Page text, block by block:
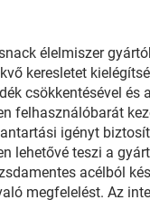
élelmiszer
keresletet
csökkentésével és
felhasználóbarát
igényt
lehetővé teszi a
acélból
megfelelést. Az